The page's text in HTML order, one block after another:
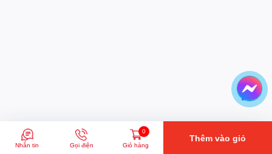
Nhắn tin Gọi điện
0
Giỏ hàng
Thêm vào giỏ